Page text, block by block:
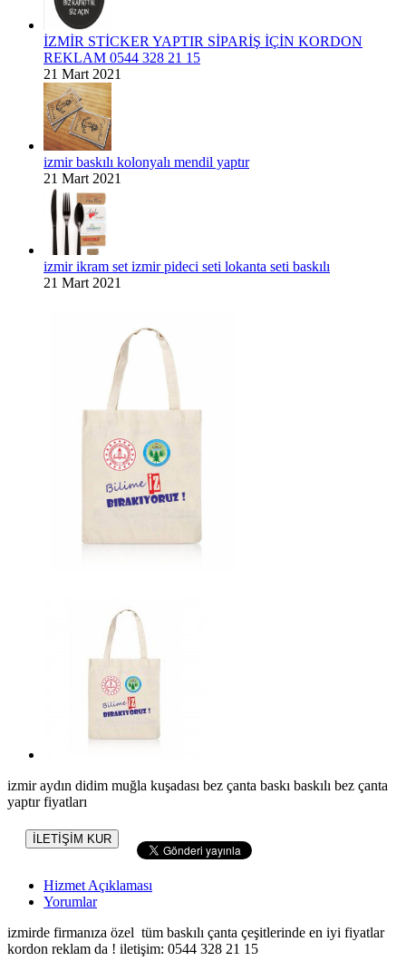
İZMİR STİCKER YAPTIR SİPARİŞ İÇİN KORDON
REKLAM 0544 328 21 15
21 Mart 2021
izmir baskılı kolonyalı mendil yaptır
21 Mart 2021
izmir ikram set izmir pideci seti lokanta seti baskılı
21 Mart 2021
izmir aydın didim muğla kuşadası bez çanta baskı baskılı bez çanta
yaptır fiyatları
İLETİŞİM KUR
Hizmet Açıklaması
Yorumlar
izmirde firmanıza özel tüm baskılı çanta çeşitlerinde en iyi fiyatlar
kordon reklam da ! iletişim: 0544 328 21 15